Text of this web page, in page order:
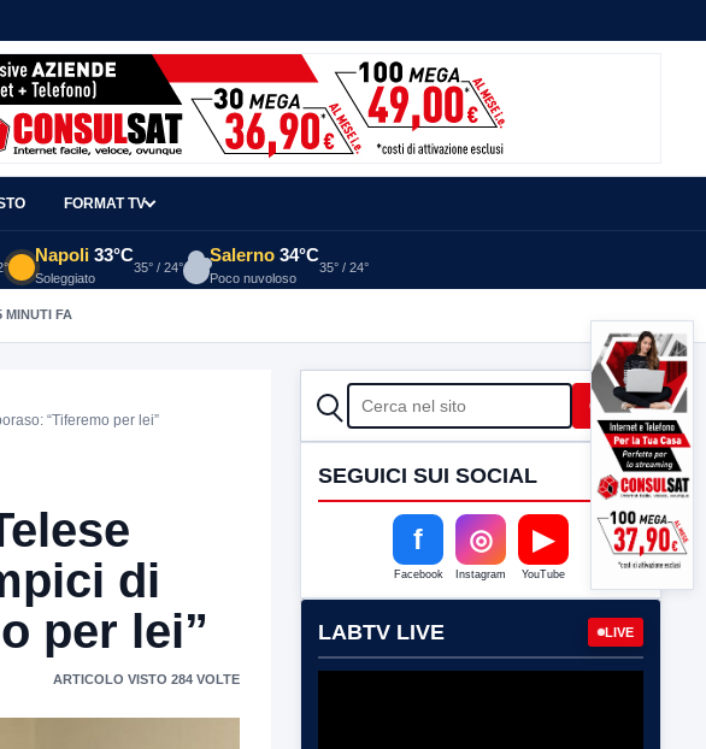
FORMAT TV
Napoli 33°C
Soleggiato
35° / 24°
Salerno 34°C
Poco nuvoloso
35° / 24°
MINUTI FA
“Tiferemo per lei”
di
per lei”
ARTICOLO VISTO 284 VOLTE
CERCA Cerca
SEGUICI SUI SOCIAL
f
Facebook
◎
Instagram
▶
YouTube
LABTV LIVE LIVE